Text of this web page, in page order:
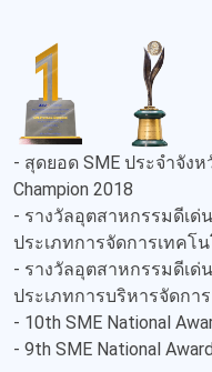
- สุดยอด SME ประจำจัง
Champion 2018
- รางวัลอุตสาหกรรมดีเ
ประเภทการจัดการเทคโ
- รางวัลอุตสาหกรรมดีเ
ประเภทการบริหารจัดการ
- 10th SME National
- 9th SME National